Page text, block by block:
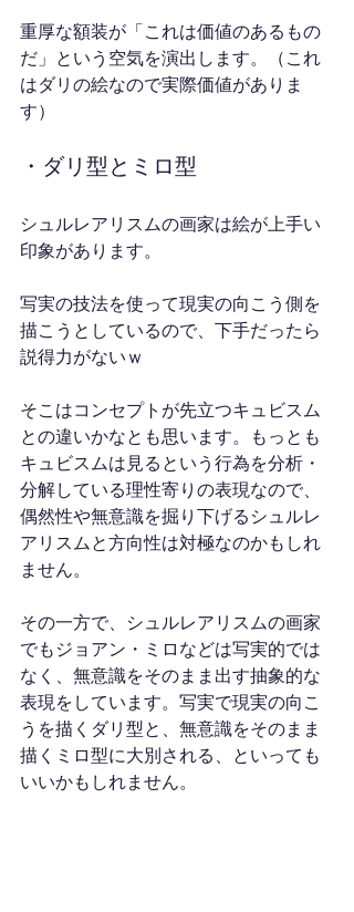
重厚な額装が「これは価値のあるもの
だ」という空気を演出します。（これ
はダリの絵なので実際価値がありま
す）
・ダリ型とミロ型
シュルレアリスムの画家は絵が上手い
印象があります。
写実の技法を使って現実の向こう側を
描こうとしているので、下手だったら
説得力がないｗ
そこはコンセプトが先立つキュビスム
との違いかなとも思います。もっとも
キュビスムは見るという行為を分析・
分解している理性寄りの表現なので、
偶然性や無意識を掘り下げるシュルレ
アリスムと方向性は対極なのかもしれ
ません。
その一方で、シュルレアリスムの画家
でもジョアン・ミロなどは写実的では
なく、無意識をそのまま出す抽象的な
表現をしています。写実で現実の向こ
うを描くダリ型と、無意識をそのまま
描くミロ型に大別される、といっても
いいかもしれません。